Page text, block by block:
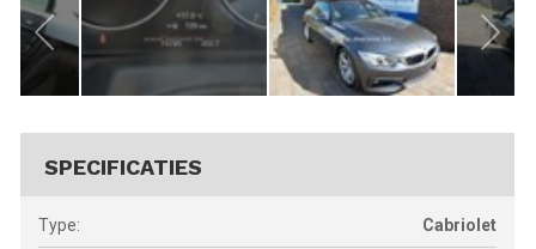
SPECIFICATIES
Type: Cabriolet